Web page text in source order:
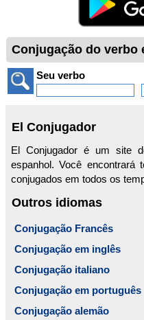
Conjugação do verbo
Seu verbo
El Conjugador
El Conjugador é um site
espanhol. Você encontrará
conjugados em todos os
Outros idiomas
Conjugação Francês
Conjugação em inglês
Conjugação italiano
Conjugação em português
Conjugação alemão